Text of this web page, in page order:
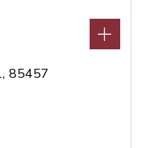
85457